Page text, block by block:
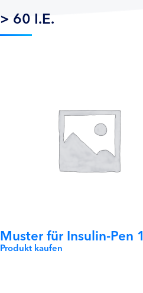
> 60 I.E.
Muster für Insulin-Pen 1
Produkt kaufen